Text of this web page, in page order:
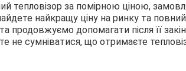
тепловізор за помірною ціною,
найкращу ціну на ринку та
продовжуємо допомагати після її
не сумніватися, що отримаєте